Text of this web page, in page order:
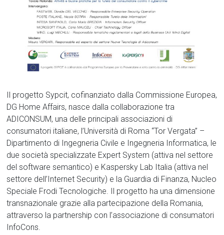
Il progetto Sypcit, cofinanziato dalla Commissione Europea,
DG Home Affairs, nasce dalla collaborazione tra
ADICONSUM, una delle principali associazioni di
consumatori italiane, l’Università di Roma “Tor Vergata” –
Dipartimento di Ingegneria Civile e Ingegneria Informatica, le
due società specializzate Expert System (attiva nel settore
del software semantico) e Kaspersky Lab Italia (attiva nel
settore dell’Internet Security) e la Guardia di Finanza, Nucleo
Speciale Frodi Tecnologiche. Il progetto ha una dimensione
transnazionale grazie alla partecipazione della Romania,
attraverso la partnership con l’associazione di consumatori
InfoCons.